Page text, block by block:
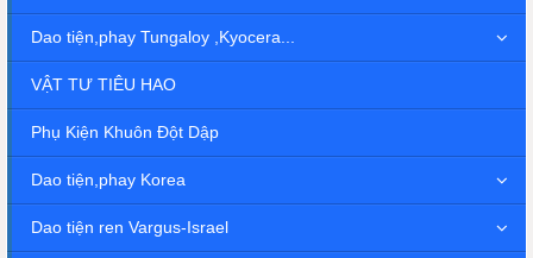
Dao tiện,phay Tungaloy ,Kyocera...
VẬT TƯ TIÊU HAO
Phụ Kiện Khuôn Đột Dập
Dao tiện,phay Korea
Dao tiện ren Vargus-Israel